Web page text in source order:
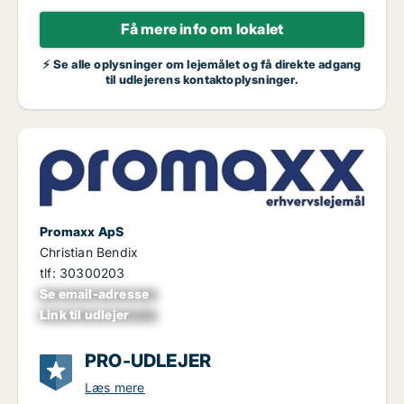
Få mere info om lokalet
⚡ Se alle oplysninger om lejemålet og få direkte adgang
til udlejerens kontaktoplysninger.
Promaxx ApS
Christian Bendix
tlf: 30300203
Se email-adresse
xxxxxxxxxxxxxxxx
Link til udlejer
xxxxxxxxxxxxxxxx
PRO-UDLEJER
Læs mere